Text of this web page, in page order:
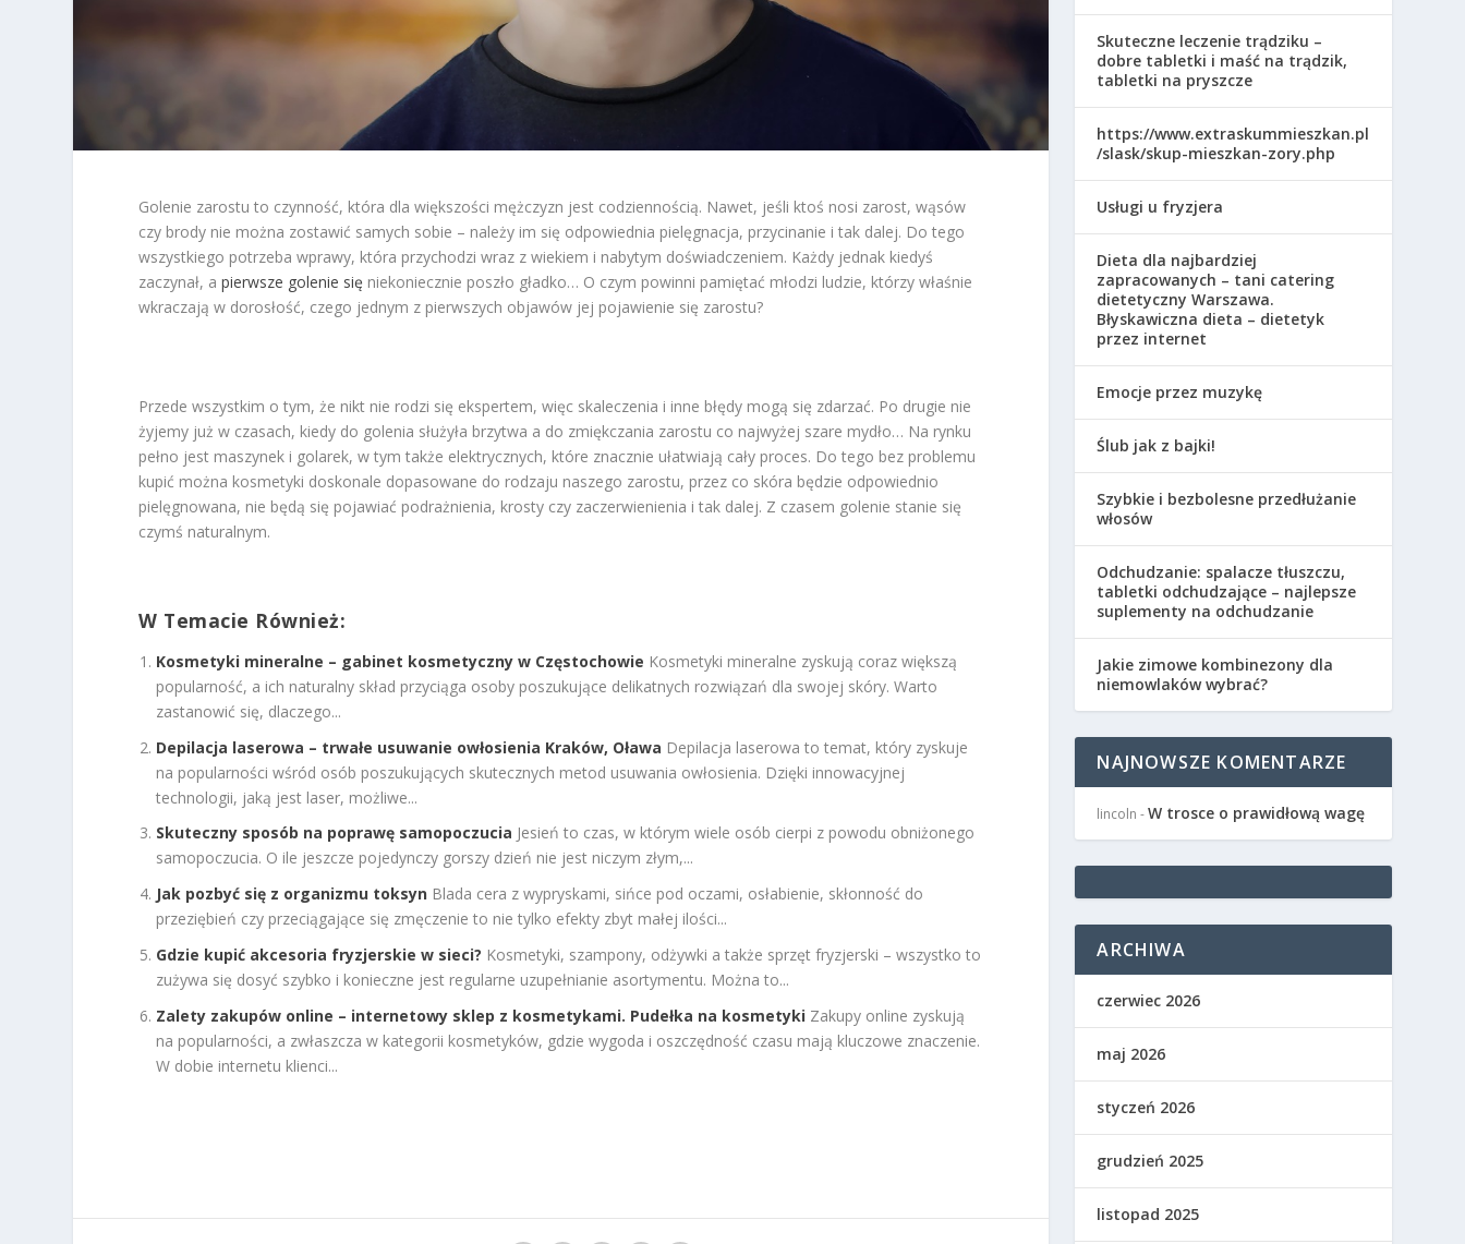
Golenie zarostu to czynność, która dla większości mężczyzn jest codziennością. Nawet, jeśli ktoś nosi zarost, wąsów
czy brody nie można zostawić samych sobie – należy im się odpowiednia pielęgnacja, przycinanie i tak dalej. Do tego
wszystkiego potrzeba wprawy, która przychodzi wraz z wiekiem i nabytym doświadczeniem. Każdy jednak kiedyś
zaczynał, apierwsze golenie się niekoniecznie poszło gładko… O czym powinni pamiętać młodzi ludzie, którzy właśnie
wkraczają w dorosłość, czego jednym z pierwszych objawów jej pojawienie się zarostu?
Przede wszystkim o tym, że nikt nie rodzi się ekspertem, więc skaleczenia i inne błędy mogą się zdarzać. Po drugie nie
żyjemy już w czasach, kiedy do golenia służyła brzytwa a do zmiękczania zarostu co najwyżej szare mydło… Na rynku
pełno jest maszynek i golarek, w tym także elektrycznych, które znacznie ułatwiają cały proces. Do tego bez problemu
kupić można kosmetyki doskonale dopasowane do rodzaju naszego zarostu, przez co skóra będzie odpowiednio
pielęgnowana, nie będą się pojawiać podrażnienia, krosty czy zaczerwienienia i tak dalej. Z czasem golenie stanie się
czymś naturalnym.
W Temacie Również:
Kosmetyki mineralne – gabinet kosmetyczny w Częstochowie Kosmetyki mineralne zyskują coraz większą
popularność, a ich naturalny skład przyciąga osoby poszukujące delikatnych rozwiązań dla swojej skóry. Warto
zastanowić się, dlaczego...
Depilacja laserowa – trwałe usuwanie owłosienia Kraków, Oława Depilacja laserowa to temat, który zyskuje
na popularności wśród osób poszukujących skutecznych metod usuwania owłosienia. Dzięki innowacyjnej
technologii, jaką jest laser, możliwe...
Skuteczny sposób na poprawę samopoczucia Jesień to czas, w którym wiele osób cierpi z powodu obniżonego
samopoczucia. O ile jeszcze pojedynczy gorszy dzień nie jest niczym złym,...
Jak pozbyć się z organizmu toksyn Blada cera z wypryskami, sińce pod oczami, osłabienie, skłonność do
przeziębień czy przeciągające się zmęczenie to nie tylko efekty zbyt małej ilości...
Gdzie kupić akcesoria fryzjerskie w sieci? Kosmetyki, szampony, odżywki a także sprzęt fryzjerski – wszystko to
zużywa się dosyć szybko i konieczne jest regularne uzupełnianie asortymentu. Można to...
Zalety zakupów online – internetowy sklep z kosmetykami. Pudełka na kosmetyki Zakupy online zyskują
na popularności, a zwłaszcza w kategorii kosmetyków, gdzie wygoda i oszczędność czasu mają kluczowe znaczenie.
W dobie internetu klienci...
Skuteczne leczenie trądziku –
dobre tabletki i maść na trądzik,
tabletki na pryszcze
https://www.extraskummieszkan.pl
/slask/skup-mieszkan-zory.php
Usługi u fryzjera
Dieta dla najbardziej
zapracowanych – tani catering
dietetyczny Warszawa.
Błyskawiczna dieta – dietetyk
przez internet
Emocje przez muzykę
Ślub jak z bajki!
Szybkie i bezbolesne przedłużanie
włosów
Odchudzanie: spalacze tłuszczu,
tabletki odchudzające – najlepsze
suplementy na odchudzanie
Jakie zimowe kombinezony dla
niemowlaków wybrać?
NAJNOWSZE KOMENTARZE
lincoln -W trosce o prawidłową wagę
ARCHIWA
czerwiec 2026
maj 2026
styczeń 2026
grudzień 2025
listopad 2025